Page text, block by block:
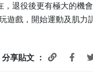
退役後更有極大的機
遊戲，開始運動及肌力
分享貼文 ：